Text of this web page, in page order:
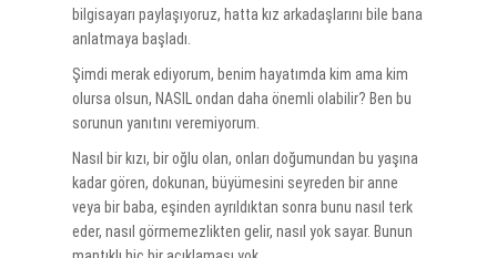
bilgisayarı paylaşıyoruz, hatta kız arkadaşlarını bile bana
anlatmaya başladı.
Şimdi merak ediyorum, benim hayatımda kim ama kim
olursa olsun, NASIL ondan daha önemli olabilir? Ben bu
sorunun yanıtını veremiyorum.
Nasıl bir kızı, bir oğlu olan, onları doğumundan bu yaşına
kadar gören, dokunan, büyümesini seyreden bir anne
veya bir baba, eşinden ayrıldıktan sonra bunu nasıl terk
eder, nasıl görmemezlikten gelir, nasıl yok sayar. Bunun